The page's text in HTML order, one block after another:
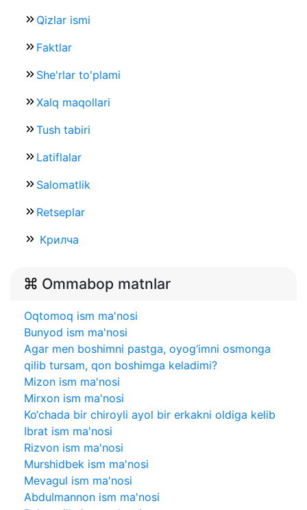
Qizlar ismi
Faktlar
She'rlar to'plami
Xalq maqollari
Tush tabiri
Latiflalar
Salomatlik
Retseplar
Крилча
Ommabop matnlar
Oqtomoq ism ma'nosi
Bunyod ism ma'nosi
Agar men boshimni pastga, oyog‘imni osmonga
qilib tursam, qon boshimga keladimi?
Mizon ism ma'nosi
Mirxon ism ma'nosi
Ko‘chada bir chiroyli ayol bir erkakni oldiga kelib
Ibrat ism ma'nosi
Rizvon ism ma'nosi
Murshidbek ism ma'nosi
Mevagul ism ma'nosi
Abdulmannon ism ma'nosi